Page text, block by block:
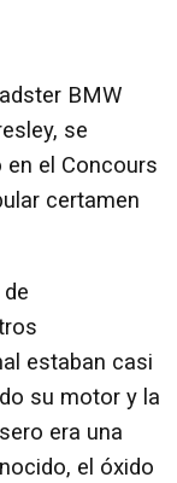
BMW
se
el Concours
certamen
estaban casi
su motor y la
era una
el óxido